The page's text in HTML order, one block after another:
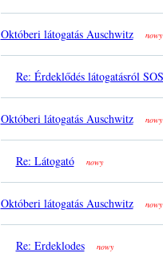
Októberi látogatás Auschwitz nowy
Re: Érdeklődés látogatásról SOS
Októberi látogatás Auschwitz nowy
Re: Látogató nowy
Októberi látogatás Auschwitz nowy
Re: Erdeklodes nowy